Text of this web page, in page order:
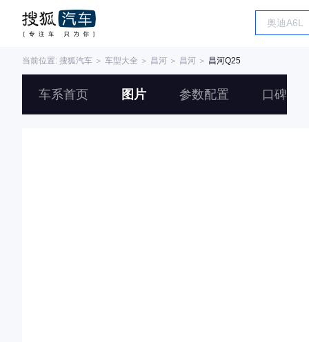
当前位置: 搜狐汽车 ＞ 车型大全 ＞ 昌河 ＞ 昌河 ＞ 昌河Q25
车系首页 图片 参数配置 口碑